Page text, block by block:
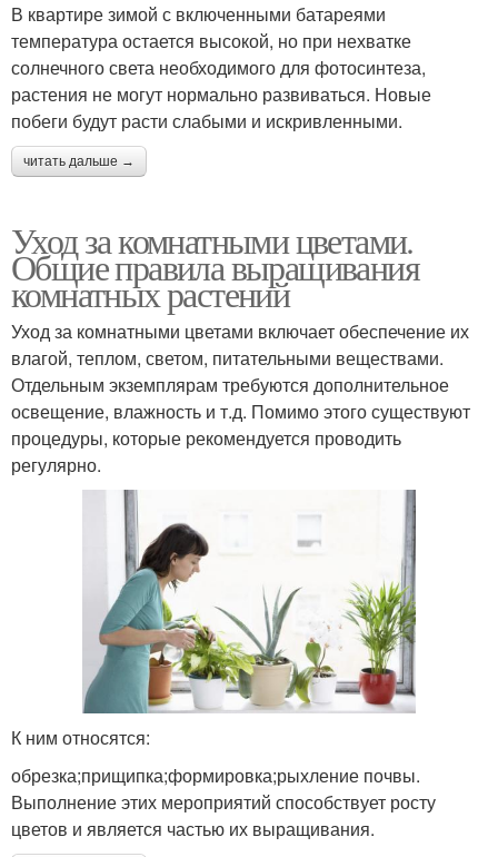
В квартире зимой с включенными батареями
температура остается высокой, но при нехватке
солнечного света необходимого для фотосинтеза,
растения не могут нормально развиваться. Новые
побеги будут расти слабыми и искривленными.
читать дальше →
Уход за комнатными цветами.
Общие правила выращивания
комнатных растений
Уход за комнатными цветами включает обеспечение их
влагой, теплом, светом, питательными веществами.
Отдельным экземплярам требуются дополнительное
освещение, влажность и т.д. Помимо этого существуют
процедуры, которые рекомендуется проводить
регулярно.
К ним относятся:
обрезка;прищипка;формировка;рыхление почвы.
Выполнение этих мероприятий способствует росту
цветов и является частью их выращивания.